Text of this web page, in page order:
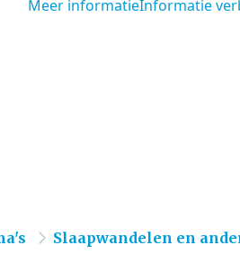
Meer informatieInformatie
Slaapwandelen en